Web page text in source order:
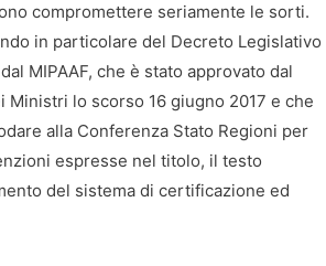
compromettere seriamente le sorti.
in particolare del Decreto Legislativo
MIPAAF, che è stato approvato dal
Ministri lo scorso 16 giugno 2017 e che
alla Conferenza Stato Regioni per
espresse nel titolo, il testo
del sistema di certificazione ed